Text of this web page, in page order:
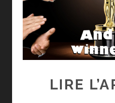
LIRE